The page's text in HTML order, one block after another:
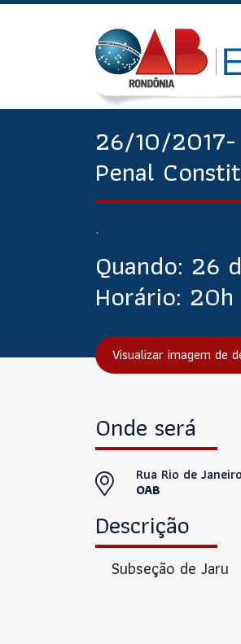
26/10/2017-
Penal
.
Quando: 26
Horário: 20h
Visualizar imagem de
Onde será
Rua Rio de
OAB
Descrição
Subseção de Jaru